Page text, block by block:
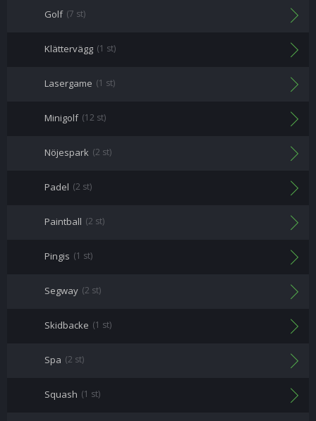
Golf (7 st)
Klättervägg (1 st)
Lasergame (1 st)
Minigolf (12 st)
Nöjespark (2 st)
Padel (2 st)
Paintball (2 st)
Pingis (1 st)
Segway (2 st)
Skidbacke (1 st)
Spa (2 st)
Squash (1 st)